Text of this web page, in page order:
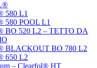
580 L1
POOL L1
BO 520 L2 – TETTO DA
BLACKOUT BO 780 L2
650 L2
– Clearfol® HT